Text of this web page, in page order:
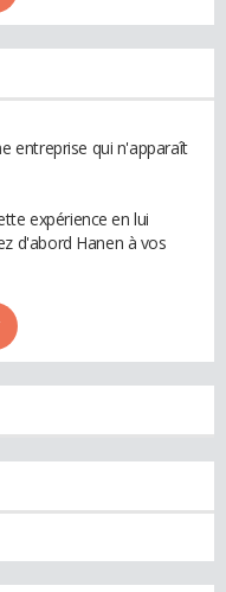
entreprise qui n'apparaît
expérience en lui
d'abord Hanen à vos